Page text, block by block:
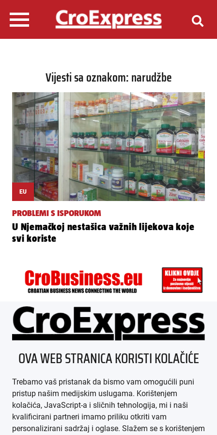
Vijesti sa oznakom: narudžbe
EU
PROBLEMI S ISPORUKOM
U Njemačkoj nestašica važnih lijekova koje
svi koriste
ÜBER UNS
IMPRESSUM
AGB
DATENSCHUTZ
OVA WEB STRANICA KORISTI KOLAČIĆE
Trebamo vaš pristanak da bismo vam omogućili puni
pristup našim medijskim uslugama. Korištenjem
kolačića, JavaScript-a i sličnih tehnologija, mi i naši
kvalificirani partneri imamo priliku otkriti vam
personalizirani sadržaj i oglase. Slažem se s korištenjem